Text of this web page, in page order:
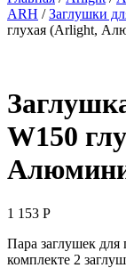
ARH /Заглушки
глухая (Arlight,
W150
1 153 Р
Пара заглушек
комплекте 2